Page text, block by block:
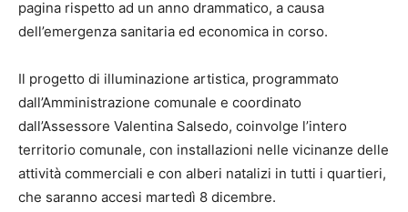
pagina rispetto ad un anno drammatico, a causa
dell’emergenza sanitaria ed economica in corso.
Il progetto di illuminazione artistica, programmato
dall’Amministrazione comunale e coordinato
dall’Assessore Valentina Salsedo, coinvolge l’intero
territorio comunale, con installazioni nelle vicinanze delle
attività commerciali e con alberi natalizi in tutti i quartieri,
che saranno accesi martedì 8 dicembre.